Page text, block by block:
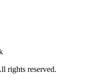
rights reserved.